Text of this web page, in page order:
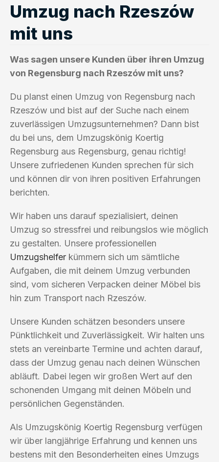
Umzug nach Rzeszów
mit uns
Was sagen unsere Kunden über ihren Umzug
von Regensburg nach Rzeszów mit uns?
Du planst einen Umzug von Regensburg nach
Rzeszów und bist auf der Suche nach einem
zuverlässigen Umzugsunternehmen? Dann bist
du bei uns, dem Umzugskönig Koertig
Regensburg aus Regensburg, genau richtig!
Unsere zufriedenen Kunden sprechen für sich
und können dir von ihren positiven Erfahrungen
berichten.
Wir haben uns darauf spezialisiert, deinen
Umzug so stressfrei und reibungslos wie möglich
zu gestalten. Unsere professionellen
Umzugshelfer kümmern sich um sämtliche
Aufgaben, die mit deinem Umzug verbunden
sind, vom sicheren Verpacken deiner Möbel bis
hin zum Transport nach Rzeszów.
Unsere Kunden schätzen besonders unsere
Pünktlichkeit und Zuverlässigkeit. Wir halten uns
stets an vereinbarte Termine und achten darauf,
dass der Umzug genau nach deinen Wünschen
abläuft. Dabei legen wir großen Wert auf den
schonenden Umgang mit deinen Möbeln und
persönlichen Gegenständen.
Als Umzugskönig Koertig Regensburg verfügen
wir über langjährige Erfahrung und kennen uns
bestens mit den Besonderheiten eines Umzugs